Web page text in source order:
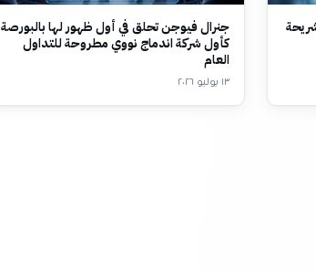
جنرال فيوجن تحلق في أول ظهور لها بالبورصة
كأول شركة اندماج نووي مطروحة للتداول
العام
١٣ يوليو ٢٠٢٦